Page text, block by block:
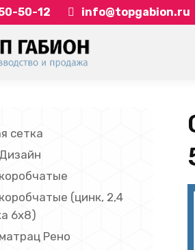
50-12 info@topgabion.ru
сетка
(цинк, 2,4
6х8)
Рено